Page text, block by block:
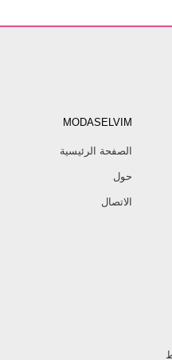
MODASELVIM
الصفحة الرئيسية
حول
الاتصال